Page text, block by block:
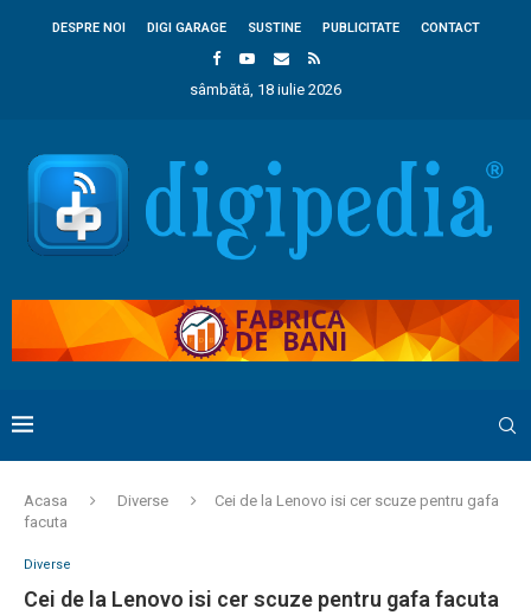
DESPRE NOI DIGI GARAGE SUSTINE PUBLICITATE CONTACT
sâmbătă, 18 iulie 2026
Acasa Diverse
Cei de la Lenovo isi cer scuze pentru gafa
facuta
Diverse
Cei de la Lenovo isi cer scuze pentru gafa facuta